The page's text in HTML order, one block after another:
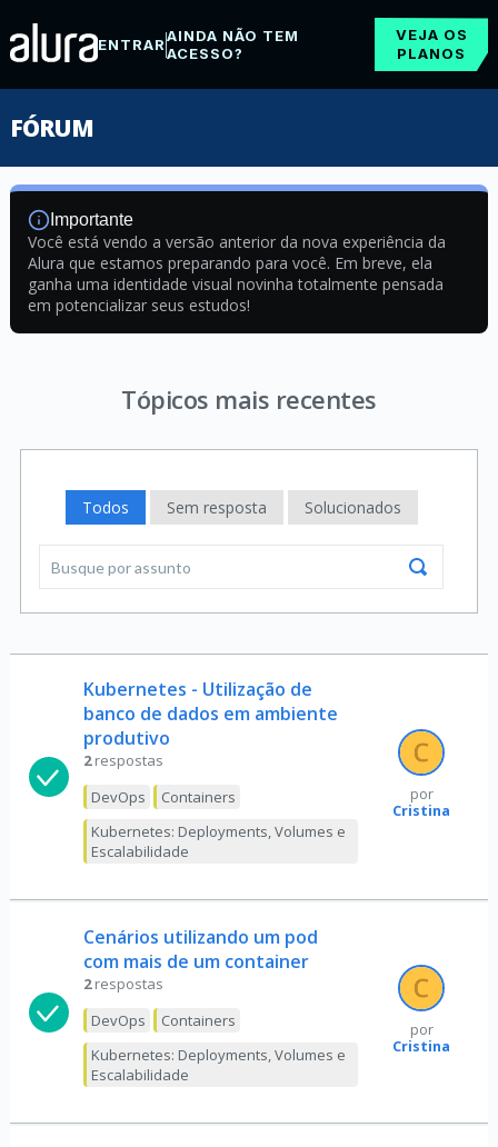
ENTRARAINDA NÃO TEM
ACESSO?
VEJA OS
PLANOS
FÓRUM
Importante
Você está vendo a versão anterior da nova experiência da
Alura que estamos preparando para você. Em breve, ela
ganha uma identidade visual novinha totalmente pensada
em potencializar seus estudos!
Tópicos mais recentes
Todos Sem resposta Solucionados
Kubernetes - Utilização de
banco de dados em ambiente
produtivo
2 respostas
DevOps
Containers
Kubernetes: Deployments, Volumes e
Escalabilidade
por
Cristina
Cenários utilizando um pod
com mais de um container
2 respostas
DevOps
Containers
Kubernetes: Deployments, Volumes e
Escalabilidade
por
Cristina